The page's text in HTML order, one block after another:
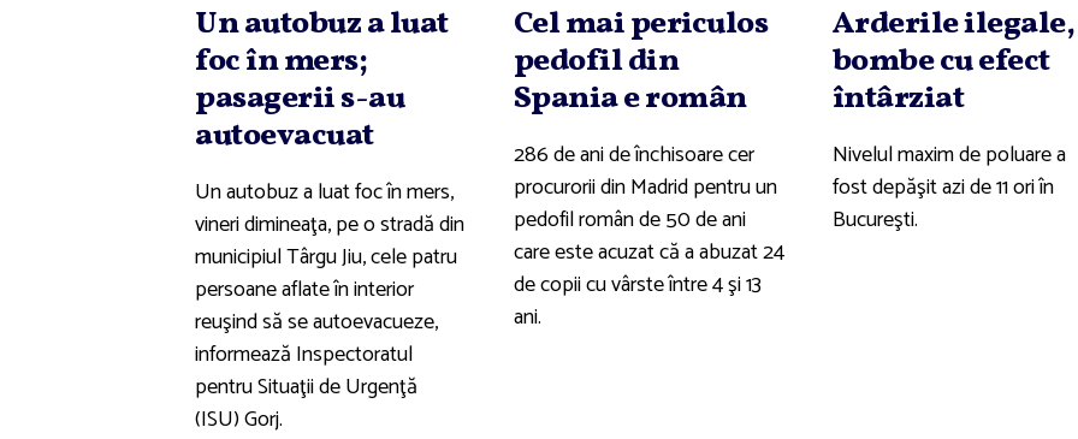
Un autobuz a luat
foc în mers;
pasagerii s-au
autoevacuat
Un autobuz a luat foc în mers,
vineri dimineaţa, pe o stradă din
municipiul Târgu Jiu, cele patru
persoane aflate în interior
reuşind să se autoevacueze,
informează Inspectoratul
pentru Situaţii de Urgenţă
(ISU) Gorj.
Cel mai periculos
pedofil din
Spania e român
286 de ani de închisoare cer
procurorii din Madrid pentru un
pedofil român de 50 de ani
care este acuzat că a abuzat 24
de copii cu vârste între 4 şi 13
ani.
Arderile ilegale,
bombe cu efect
întârziat
Nivelul maxim de poluare a
fost depăşit azi de 11 ori în
Bucureşti.